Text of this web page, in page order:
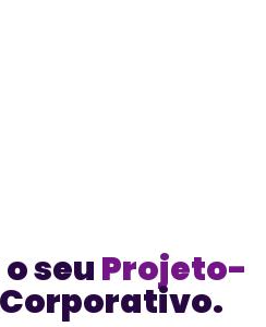
seuProjeto-
Corporativo.